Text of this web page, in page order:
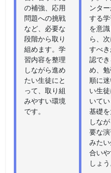
の補強、応用
問題への挑戦
など、必要な
段階から取り
組めます。学
習内容を整理
しながら進め
たい生徒にと
って、取り組
みやすい環境
です。
ンタ
する
を意
ら、
すべ
認で
め、
順に
い生
いてい
基礎
しな
要な
みた
合い
しょう